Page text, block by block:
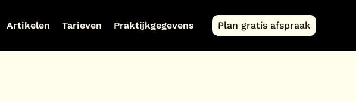
Artikelen Tarieven Praktijkgegevens Plan gratis afspraak